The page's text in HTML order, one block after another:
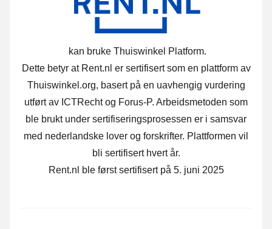
kan bruke Thuiswinkel Platform.
Dette betyr at Rent.nl er sertifisert som en plattform av
Thuiswinkel.org, basert på en uavhengig vurdering
utført av ICTRecht og Forus-P. Arbeidsmetoden som
ble brukt under sertifiseringsprosessen er i samsvar
med nederlandske lover og forskrifter. Plattformen vil
bli sertifisert hvert år.
Rent.nl ble først sertifisert på 5. juni 2025